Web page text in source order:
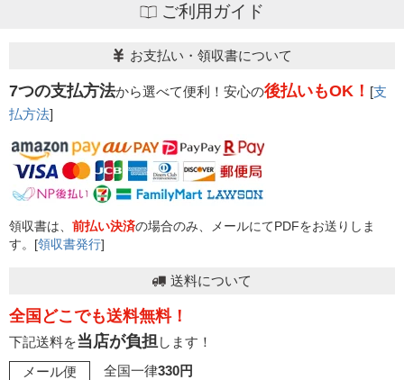
ご利用ガイド
お支払い・領収書について
7つの支払方法から選べて便利！安心の後払いもOK！ [支
払方法]
領収書は、 前払い決済の場合のみ、メールにてPDFをお送りしま
す。[領収書発行]
送料について
全国どこでも送料無料！
下記送料を当店が負担します！
メール便
全国一律330円